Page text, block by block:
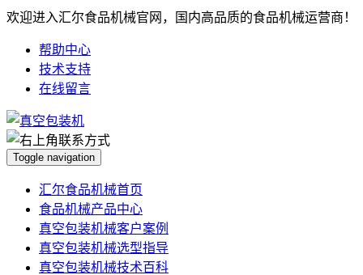
欢迎进入汇尔食品机械官网，国内高品质的食品机械运营商！
帮助中心
技术支持
在线留言
Toggle navigation
汇尔食品机械首页
食品机械产品中心
真空包装机械客户案例
真空包装机械选型指导
真空包装机械技术百科